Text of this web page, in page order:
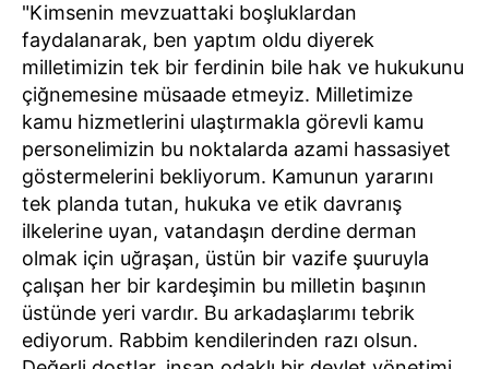
"Kimsenin mevzuattaki boşluklardan
faydalanarak, ben yaptım oldu diyerek
milletimizin tek bir ferdinin bile hak ve hukukunu
çiğnemesine müsaade etmeyiz. Milletimize
kamu hizmetlerini ulaştırmakla görevli kamu
personelimizin bu noktalarda azami hassasiyet
göstermelerini bekliyorum. Kamunun yararını
tek planda tutan, hukuka ve etik davranış
ilkelerine uyan, vatandaşın derdine derman
olmak için uğraşan, üstün bir vazife şuuruyla
çalışan her bir kardeşimin bu milletin başının
üstünde yeri vardır. Bu arkadaşlarımı tebrik
ediyorum. Rabbim kendilerinden razı olsun.